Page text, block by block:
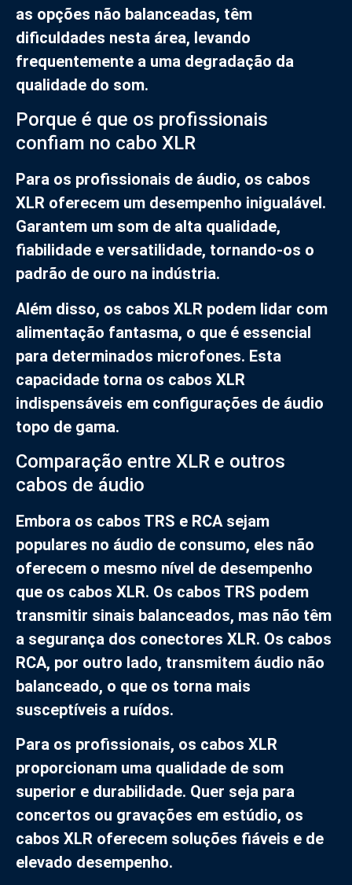
as opções não balanceadas, têm
dificuldades nesta área, levando
frequentemente a uma degradação da
qualidade do som.
Porque é que os profissionais
confiam no cabo XLR
Para os profissionais de áudio, os cabos
XLR oferecem um desempenho inigualável.
Garantem um som de alta qualidade,
fiabilidade e versatilidade, tornando-os o
padrão de ouro na indústria.
Além disso, os cabos XLR podem lidar com
alimentação fantasma, o que é essencial
para determinados microfones. Esta
capacidade torna os cabos XLR
indispensáveis em configurações de áudio
topo de gama.
Comparação entre XLR e outros
cabos de áudio
Embora os cabos TRS e RCA sejam
populares no áudio de consumo, eles não
oferecem o mesmo nível de desempenho
que os cabos XLR. Os cabos TRS podem
transmitir sinais balanceados, mas não têm
a segurança dos conectores XLR. Os cabos
RCA, por outro lado, transmitem áudio não
balanceado, o que os torna mais
susceptíveis a ruídos.
Para os profissionais, os cabos XLR
proporcionam uma qualidade de som
superior e durabilidade. Quer seja para
concertos ou gravações em estúdio, os
cabos XLR oferecem soluções fiáveis e de
elevado desempenho.